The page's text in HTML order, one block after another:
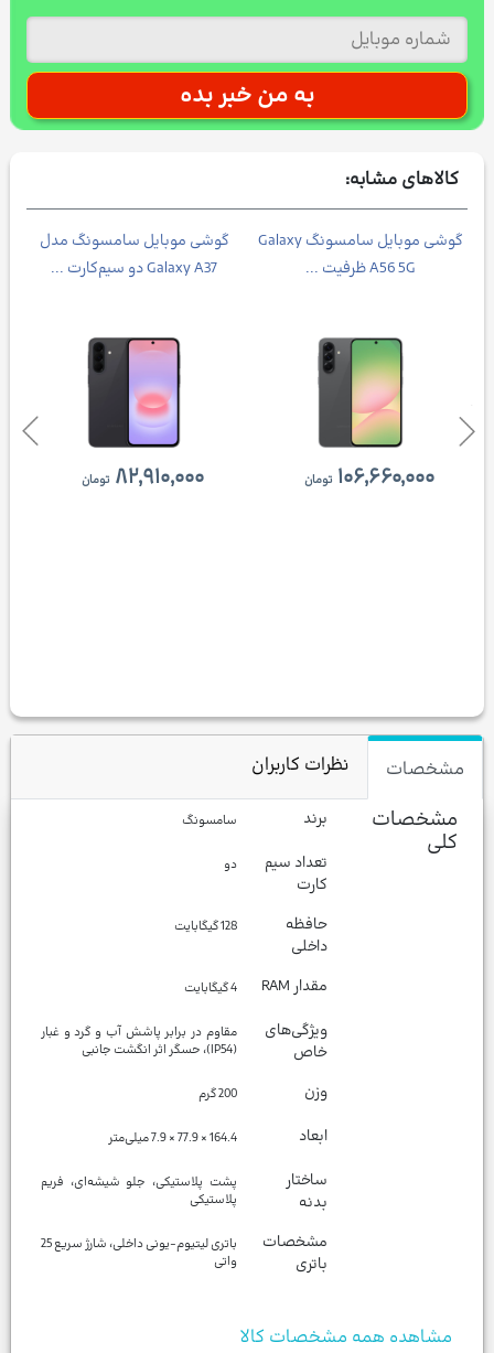
کالاهای مشابه:
گوشی موبایل سامسونگ مدل
Galaxy A37 دو سیم‌کارت ...
۸۲,۹۱۰,۰۰۰ تومان
گوشی موبايل سامسونگ Galaxy
A56 5G ظرفیت ...
۱۰۶,۶۶۰,۰۰۰ تومان
مشخصات نظرات کاربران
مشخصات
کلی
برند سامسونگ
تعداد سیم
کارت
دو
حافظه
داخلی
128 گیگابایت
مقدار RAM 4 گیگابایت
ویژگی‌های
خاص
مقاوم در برابر پاشش آب و گرد و غبار
(IP54)، حسگر اثر انگشت جانبی
وزن 200 گرم
ابعاد 164.4 × 77.9 × 7.9 میلی‌متر
ساختار
بدنه
پشت پلاستیکی، جلو شیشه‌ای، فریم
پلاستیکی
مشخصات
باتری
باتری لیتیوم-یونی داخلی، شارژ سریع 25
واتی
مشاهده همه مشخصات کالا